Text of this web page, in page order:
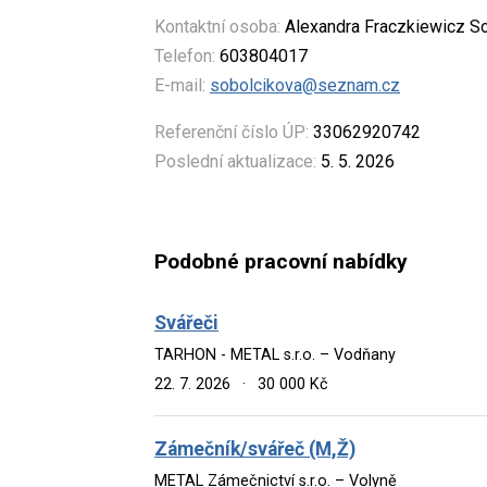
Kontaktní osoba: Alexandra Fraczkiewicz
Telefon: 603804017
E-mail: sobolcikova@seznam.cz
Referenční číslo ÚP: 33062920742
Poslední aktualizace: 5. 5. 2026
Podobné pracovní nabídky
Svářeči
TARHON - METAL s.r.o. – Vodňany
22. 7. 2026
· 30 000 Kč
Zámečník/svářeč (M,Ž)
METAL Zámečnictví s.r.o. – Volyně